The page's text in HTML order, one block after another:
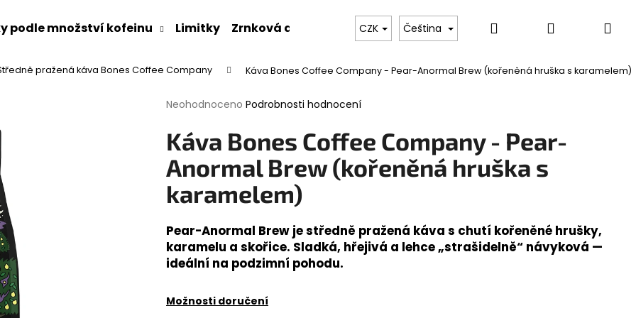
podle množství kofeinu Limitky Zrnková a mletá káva Hotové nápoje (RTD) Prémiová horká
CZK Čeština Hledat Přihlášení
pražená káva Bones Coffee Company Káva Bones Coffee Company - Pear-Anormal Brew (kořeněná hruška s karamelem)
Průměrné
produktu
je
0,0
z
5
hvězdiček.
Neohodnoceno Podrobnosti hodnocení
Káva Bones Coffee Company - Pear-
Anormal Brew (kořeněná hruška s
karamelem)
Pear-Anormal Brew je středně pražená káva s chutí kořeněné hrušky,
karamelu a skořice. Sladká, hřejivá a lehce „strašidelně“ návyková —
ideální na podzimní pohodu.
Možnosti doručení
Co potřebujete najít?
HLEDAT